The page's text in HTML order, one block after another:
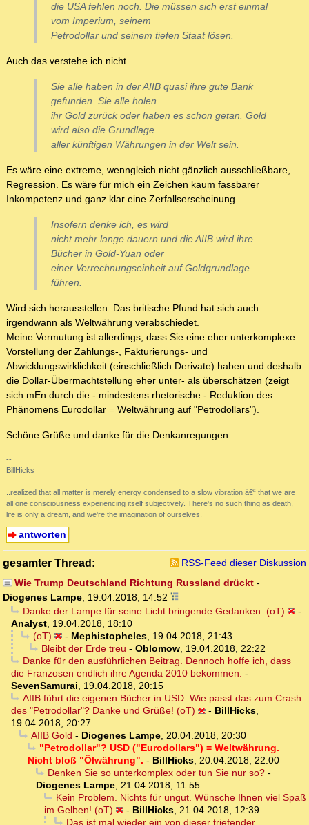
die USA fehlen noch. Die müssen sich erst einmal
vom Imperium, seinem
Petrodollar und seinem tiefen Staat lösen.
Auch das verstehe ich nicht.
Sie alle haben in der AIIB quasi ihre gute Bank
gefunden. Sie alle holen
ihr Gold zurück oder haben es schon getan. Gold
wird also die Grundlage
aller künftigen Währungen in der Welt sein.
Es wäre eine extreme, wenngleich nicht gänzlich ausschließbare,
Regression. Es wäre für mich ein Zeichen kaum fassbarer
Inkompetenz und ganz klar eine Zerfallserscheinung.
Insofern denke ich, es wird
nicht mehr lange dauern und die AIIB wird ihre
Bücher in Gold-Yuan oder
einer Verrechnungseinheit auf Goldgrundlage
führen.
Wird sich herausstellen. Das britische Pfund hat sich auch
irgendwann als Weltwährung verabschiedet.
Meine Vermutung ist allerdings, dass Sie eine eher unterkomplexe
Vorstellung der Zahlungs-, Fakturierungs- und
Abwicklungswirklichkeit (einschließlich Derivate) haben und deshalb
die Dollar-Übermachtstellung eher unter- als überschätzen (zeigt
sich mEn durch die - mindestens rhetorische - Reduktion des
Phänomens Eurodollar = Weltwährung auf "Petrodollars").
Schöne Grüße und danke für die Denkanregungen.
--
BillHicks
..realized that all matter is merely energy condensed to a slow vibration â€“ that we are
all one consciousness experiencing itself subjectively. There's no such thing as death,
life is only a dream, and we're the imagination of ourselves.
antworten
gesamter Thread:
RSS-Feed dieser Diskussion
Wie Trump Deutschland Richtung Russland drückt-
Diogenes Lampe, 19.04.2018, 14:52
Danke der Lampe für seine Licht bringende Gedanken. (oT)
-
Analyst, 19.04.2018, 18:10
(oT)
- Mephistopheles, 19.04.2018, 21:43
Bleibt der Erde treu - Oblomow, 19.04.2018, 22:22
Danke für den ausführlichen Beitrag. Dennoch hoffe ich, dass
die Franzosen endlich ihre Agenda 2010 bekommen. -
SevenSamurai, 19.04.2018, 20:15
AIIB führt die eigenen Bücher in USD. Wie passt das zum Crash
des "Petrodollar"? Danke und Grüße! (oT)
- BillHicks,
19.04.2018, 20:27
AIIB Gold - Diogenes Lampe, 20.04.2018, 20:30
"Petrodollar"? USD ("Eurodollars") = Weltwährung.
Nicht bloß "Ölwährung". - BillHicks, 20.04.2018, 22:00
Denken Sie so unterkomplex oder tun Sie nur so?-
Diogenes Lampe, 21.04.2018, 11:55
Kein Problem. Nichts für ungut. Wünsche Ihnen viel Spaß
im Gelben! (oT)
- BillHicks, 21.04.2018, 12:39
Das ist mal wieder ein von dieser triefender